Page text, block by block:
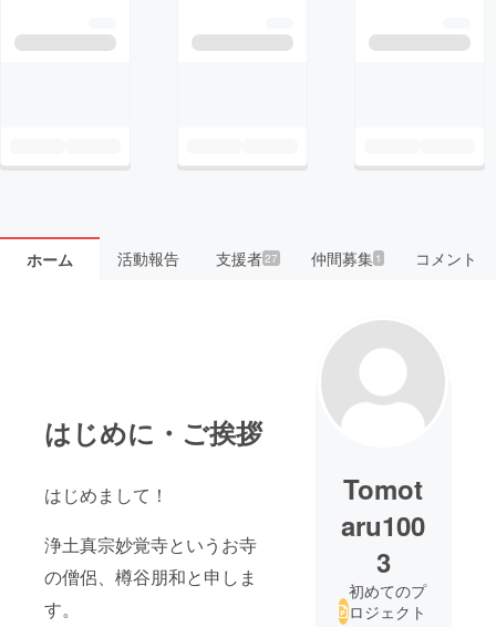
ホーム 活動報告 支援者27 仲間募集 1 コメント
はじめに・ご挨拶
はじめまして！
浄土真宗妙覚寺というお寺
の僧侶、樽谷朋和と申しま
す。
Tomot
aru100
3
初めてのプ
ロジェクト